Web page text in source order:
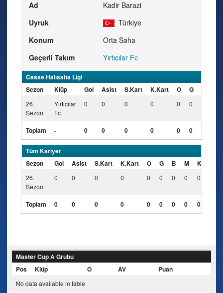
Ad
Kadir Barazi
Uyruk
Türkiye
Konum
Orta Saha
Geçerli Takım
Yırtıcılar Fc
Cesse Halısaha Ligi
Sezon
Klüp Gol Asist S.Kart K.Kart O G
26.
Sezon
Yırtıcılar
Fc
0 0 0 0 0 0
Toplam - 0 0 0 0 0 0
Tüm Kariyer
Sezon
Gol Asist S.Kart K.Kart O G B M KK
26.
Sezon
0 0 0 0 0 0 0 0 0
Toplam 0 0 0 0 0 0 0 0 0
Master Cup A Grubu
Pos
Klüp O AV Puan
No data available in table